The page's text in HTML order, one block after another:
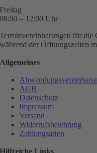
Freitag
08:00 – 12:00 Uhr
Terminvereinbarungen für die
während der Öffnungszeiten
Allgemeines
AGB
Datenschutz
Impressum
Versand
Widerrufsbelehrung
Zahlungsarten
Hilfreiche Links